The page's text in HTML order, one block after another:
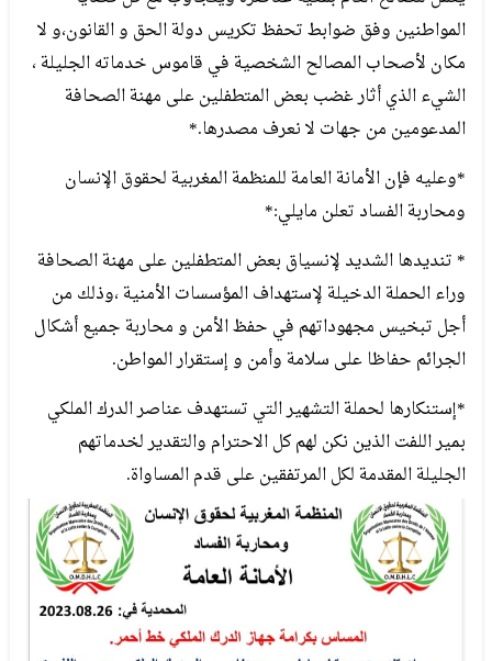
المواطنين وفق ضوابط تحفظ تكريس دولة الحق و القانون،و لا
مكان لأصحاب المصالح الشخصية في قاموس خدماته الجليلة ،
الشيء الذي أثار غضب بعض المتطفلين على مهنة الصحافة
المدعومين من جهات لا نعرف مصدرها.*
*وعليه فإن الأمانة العامة للمنظمة المغربية لحقوق الإنسان
ومحاربة الفساد تعلن مايلي:*
* تنديدها الشديد لإنسياق بعض المتطفلين على مهنة الصحافة
وراء الحملة الدخيلة لإستهداف المؤسسات الأمنية ،وذلك من
أجل تبخيس مجهوداتهم في حفظ الأمن و محاربة جميع أشكال
الجرائم حفاظا على سلامة وأمن و إستقرار المواطن.
*إستنكارها لحملة التشهير التي تستهدف عناصر الدرك الملكي
بمير اللفت الذين نكن لهم كل الاحترام والتقدير لخدماتهم
الجليلة المقدمة لكل المرتفقين على قدم المساواة.